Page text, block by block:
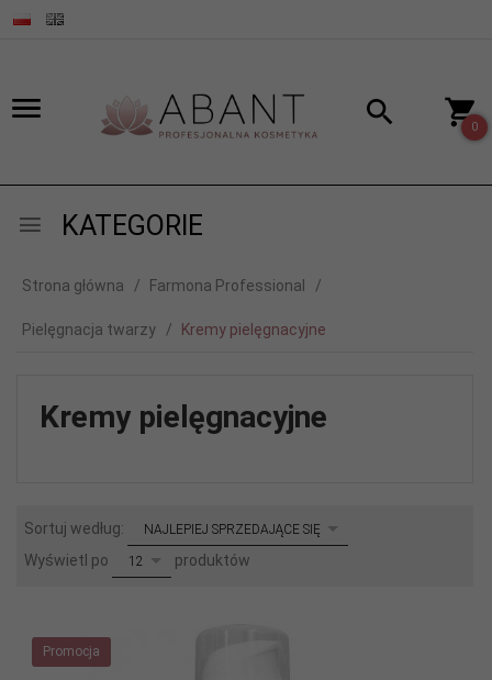
0
KATEGORIE
Strona główna Farmona Professional
Pielęgnacja twarzy Kremy pielęgnacyjne
Kremy pielęgnacyjne
Sortuj według: sortNAJLEPIEJ SPRZEDAJĄCE SIĘ
Wyświetl po pop12 produktów
Promocja